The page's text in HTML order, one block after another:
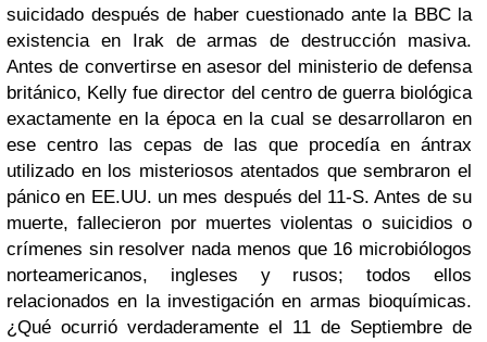
suicidado después de haber cuestionado ante la BBC la
existencia en Irak de armas de destrucción masiva.
Antes de convertirse en asesor del ministerio de defensa
británico, Kelly fue director del centro de guerra biológica
exactamente en la época en la cual se desarrollaron en
ese centro las cepas de las que procedía en ántrax
utilizado en los misteriosos atentados que sembraron el
pánico en EE.UU. un mes después del 11-S. Antes de su
muerte, fallecieron por muertes violentas o suicidios o
crímenes sin resolver nada menos que 16 microbiólogos
norteamericanos, ingleses y rusos; todos ellos
relacionados en la investigación en armas bioquímicas.
¿Qué ocurrió verdaderamente el 11 de Septiembre de